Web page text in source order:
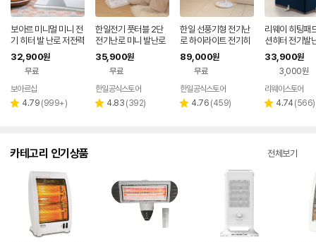
보아르 미니멀 미니 전
기 히터 발 난로 저전력
400W 캠핑 사무실
가정용 3중 안전장치
32,900원
무료
페이
보아르샵
별 4.79 리
(999+)
한일전기 풋터블 2단
전기난로 미니 발난로
스토브 전기히터
35,900원
무료
한일공식스토어
별 4.83 리
(392)
한일 선풍기형 전기난
로 하이라이트 전기히
터 스토브 가정용 사무
실 스탠드히터 신제품
89,000원
무료
한일공식스토어
별 4.76 리
(459)
리웨이 히팅패
션히터 전기발
이식 발히터 책
비
33,900원
3,000원
리웨이스토어
별 4.74 리
(566)
카테고리 인기상품 전체보기